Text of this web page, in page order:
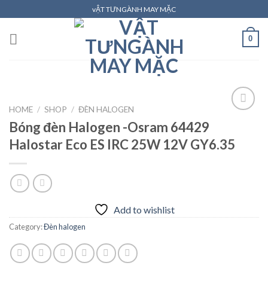
to
content
vẬT TƯNGÀNH MAY MẶC
0
Add to
wishlist
HOME / SHOP / ĐÈN HALOGEN
Bóng đèn Halogen -Osram 64429
Halostar Eco ES IRC 25W 12V GY6.35
Add to wishlist
Category:Đèn halogen